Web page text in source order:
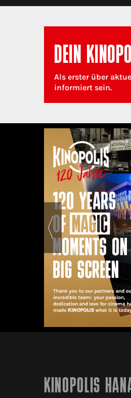
DEIN
Als erster über
informiert sein.
KINOPOLIS